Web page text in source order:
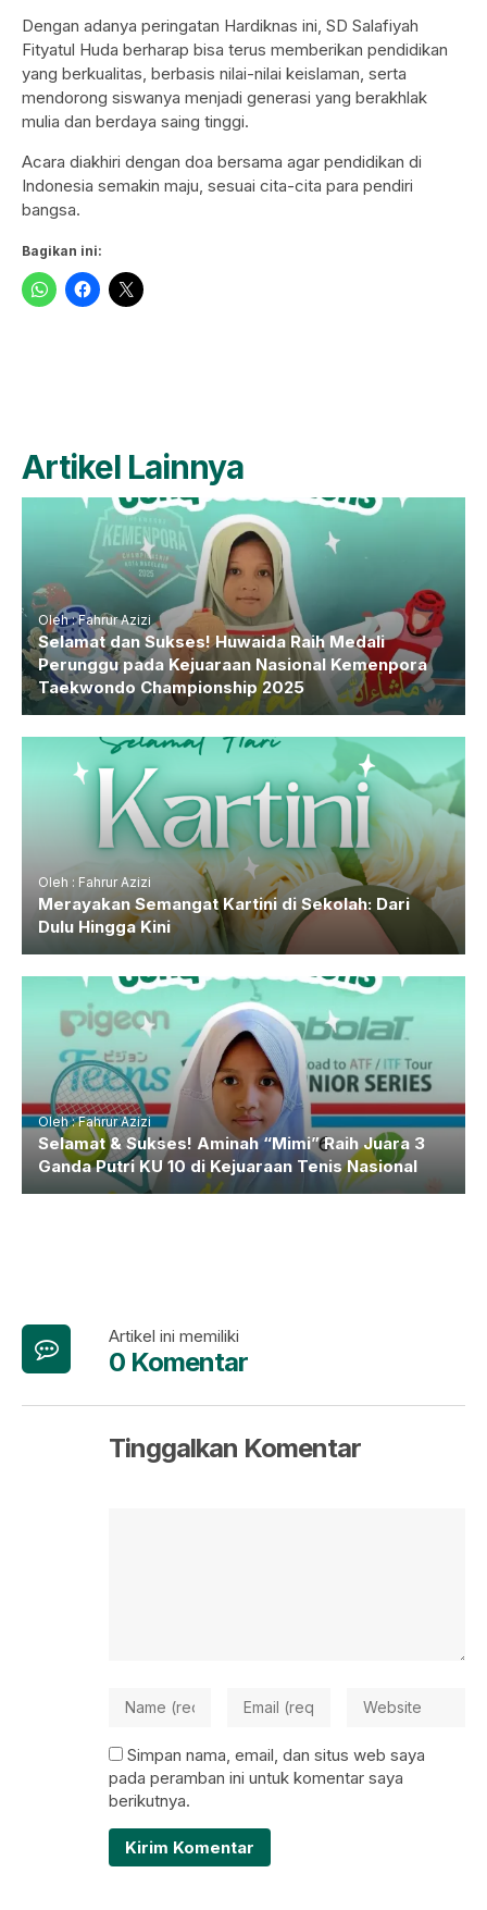
Dengan adanya peringatan Hardiknas ini, SD Salafiyah
Fityatul Huda berharap bisa terus memberikan pendidikan
yang berkualitas, berbasis nilai-nilai keislaman, serta
mendorong siswanya menjadi generasi yang berakhlak
mulia dan berdaya saing tinggi.
Acara diakhiri dengan doa bersama agar pendidikan di
Indonesia semakin maju, sesuai cita-cita para pendiri
bangsa.
Bagikan ini:
Artikel Lainnya
Oleh : Fahrur Azizi
Selamat dan Sukses! Huwaida Raih Medali
Perunggu pada Kejuaraan Nasional Kemenpora
Taekwondo Championship 2025
Oleh : Fahrur Azizi
Merayakan Semangat Kartini di Sekolah: Dari
Dulu Hingga Kini
Oleh : Fahrur Azizi
Selamat & Sukses! Aminah “Mimi” Raih Juara 3
Ganda Putri KU 10 di Kejuaraan Tenis Nasional
Artikel ini memiliki
0 Komentar
Tinggalkan Komentar
Simpan nama, email, dan situs web saya
pada peramban ini untuk komentar saya
berikutnya.